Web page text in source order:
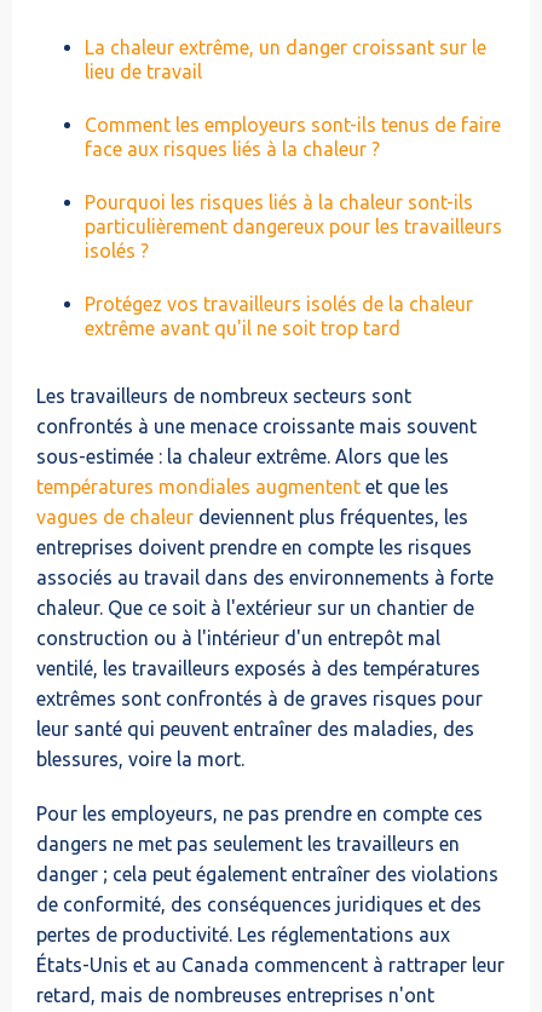
La chaleur extrême, un danger croissant sur le
lieu de travail
Comment les employeurs sont-ils tenus de faire
face aux risques liés à la chaleur ?
Pourquoi les risques liés à la chaleur sont-ils
particulièrement dangereux pour les travailleurs
isolés ?
Protégez vos travailleurs isolés de la chaleur
extrême avant qu'il ne soit trop tard
Les travailleurs de nombreux secteurs sont
confrontés à une menace croissante mais souvent
sous-estimée : la chaleur extrême. Alors que les
températures mondiales augmentent et que les
vagues de chaleur deviennent plus fréquentes, les
entreprises doivent prendre en compte les risques
associés au travail dans des environnements à forte
chaleur. Que ce soit à l'extérieur sur un chantier de
construction ou à l'intérieur d'un entrepôt mal
ventilé, les travailleurs exposés à des températures
extrêmes sont confrontés à de graves risques pour
leur santé qui peuvent entraîner des maladies, des
blessures, voire la mort.
Pour les employeurs, ne pas prendre en compte ces
dangers ne met pas seulement les travailleurs en
danger ; cela peut également entraîner des violations
de conformité, des conséquences juridiques et des
pertes de productivité. Les réglementations aux
États-Unis et au Canada commencent à rattraper leur
retard, mais de nombreuses entreprises n'ont